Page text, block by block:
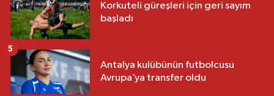
Korkuteli güreşleri için geri sayım
başladı
Antalya kulübünün futbolcusu
Avrupa’ya transfer oldu
5